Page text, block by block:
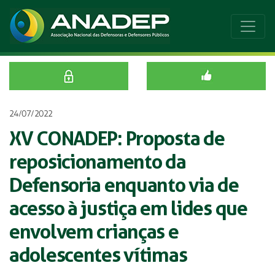
24/07/2022
XV CONADEP: Proposta de
reposicionamento da
Defensoria enquanto via de
acesso à justiça em lides que
envolvem crianças e
adolescentes vítimas